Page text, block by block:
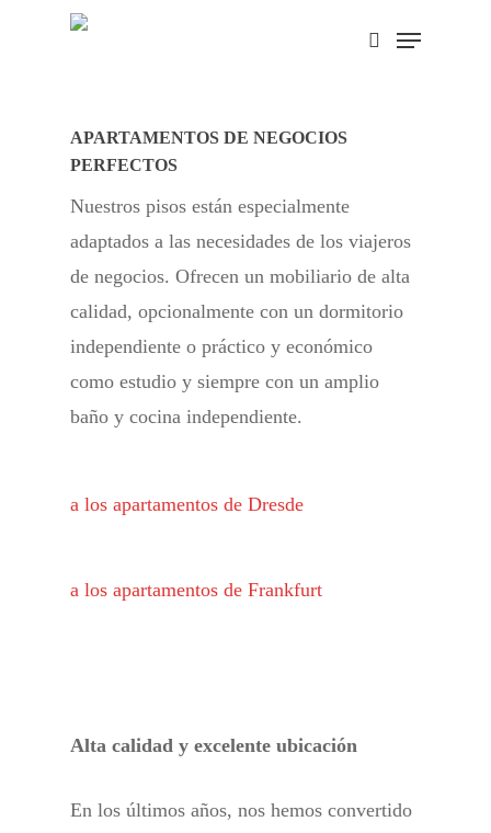
search
Menu
APARTAMENTOS DE NEGOCIOS
PERFECTOS
Nuestros pisos están especialmente
adaptados a las necesidades de los viajeros
de negocios. Ofrecen un mobiliario de alta
calidad, opcionalmente con un dormitorio
independiente o práctico y económico
como estudio y siempre con un amplio
baño y cocina independiente.
a los apartamentos de Dresde
a los apartamentos de Frankfurt
Alta calidad y excelente ubicación
En los últimos años, nos hemos convertido